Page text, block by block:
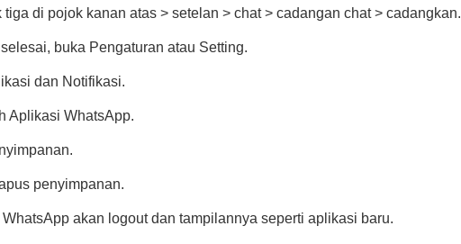
tiga di pojok kanan atas > setelan > chat > cadangan chat > cadangkan.
buka Pengaturan atau Setting.
dan Notifikasi.
Aplikasi WhatsApp.
penyimpanan.
akan logout dan tampilannya seperti aplikasi baru.